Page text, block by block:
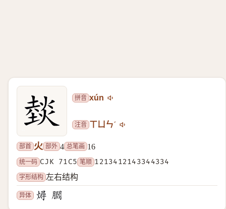
拼音 xún
注音 ㄒㄩㄣˊ
部首 火 部外 4 总笔画 16
统一码 CJK 71C5 笔顺 1213412143344334
字形结构 左右结构
异体